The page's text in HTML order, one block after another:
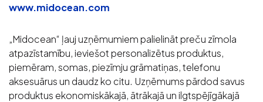
www.midocean.com
„Midocean“ ļauj uzņēmumiem palielināt preču zīmola
atpazīstamību, ieviešot personalizētus produktus,
piemēram, somas, piezīmju grāmatiņas, telefonu
aksesuārus un daudz ko citu. Uzņēmums pārdod savus
produktus ekonomiskākajā, ātrākajā un ilgtspējīgākajā